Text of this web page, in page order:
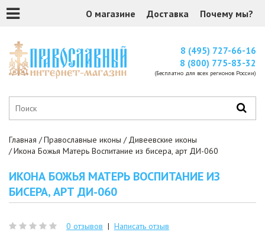
О магазине Доставка Почему мы?
8 (495) 727-66-16
8 (800) 775-83-32
(Бесплатно для всех регионов России)
Главная Православные иконы
Дивеевские иконы
Икона Божья Матерь Воспитание из бисера, арт ДИ-060
ИКОНА БОЖЬЯ МАТЕРЬ ВОСПИТАНИЕ ИЗ
БИСЕРА, АРТ ДИ-060
0 отзывов | Написать отзыв